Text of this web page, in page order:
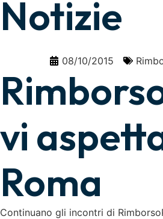
Notizie
08/10/2015
vi
Roma
Continuano gli incontri di